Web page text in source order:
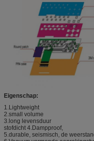
Eigenschap:
1.Lightweight
2.small volume
3.long levensduur
stofdicht 4.Dampproof,
5.durable, seismisch, de